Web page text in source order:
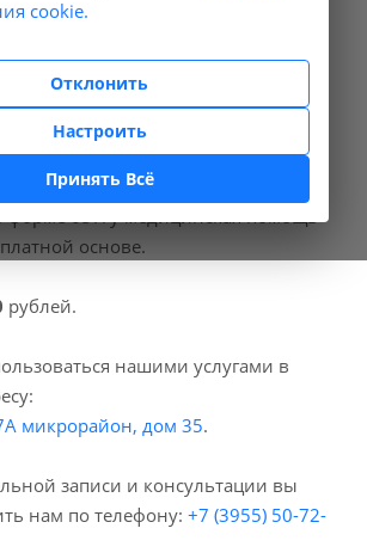
мы проводим
губ
России, у которых есть
помощь оказывается по
граждан или при отсутствии
форме 057/у медицинская помощь
основе.
рублей.
нашими услугами в
микрорайон, дом 35.
записи и консультации вы
нам по телефону: +7 (3955) 50-72-
cookie.
Отклонить
Настроить
Принять Всё